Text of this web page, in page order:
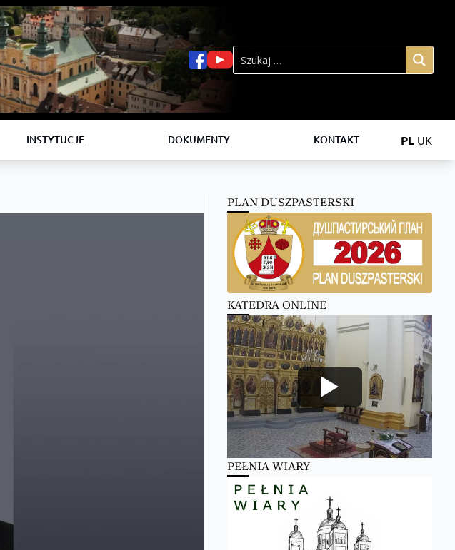
INSTYTUCJE
DOKUMENTY KONTAKT PL UK
PLAN DUSZPASTERSKI
KATEDRA ONLINE
PEŁNIA WIARY